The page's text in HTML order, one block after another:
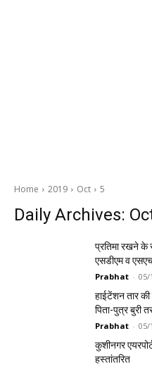
Home 2019 Oct 5
Daily Archives:
प्रतिमा रखने के
एसडीएम व
Prabhat - 05/
हाईटेंशन तार
पिता-पुत्र बुरी
Prabhat - 05/
कुशीनगर
हस्तांतरित